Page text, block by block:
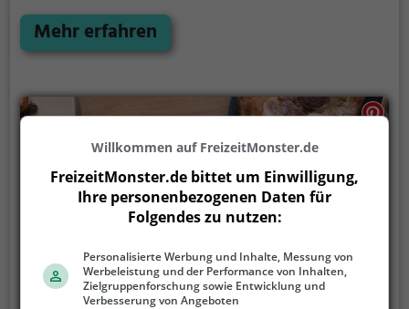
Getränken und Speisen lässt keine Wünsche offen
und lädt zum Verweilen ein. Egal ob nach einem
des Abends – im Linus Pub findet man immer das
passende Getränk und die passende Stimmung.
Mehr erfahren
Willkommen auf FreizeitMonster.de
FreizeitMonster.de bittet um Einwilligung,
Ihre personenbezogenen Daten für
Folgendes zu nutzen:
Personalisierte Werbung und Inhalte, Messung von
Werbeleistung und der Performance von Inhalten,
Zielgruppenforschung sowie Entwicklung und
Verbesserung von Angeboten